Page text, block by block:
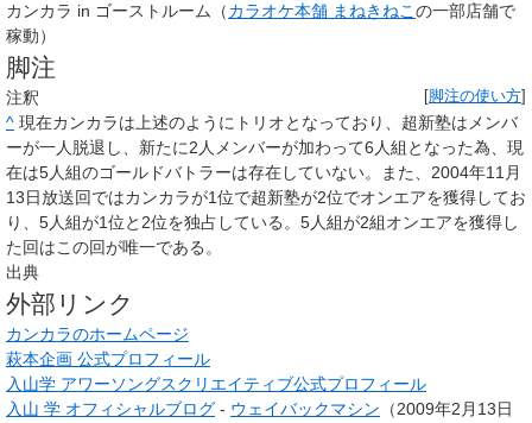
カンカラ in ゴーストルーム（カラオケ本舗 まねきねこ の一部店舗で
稼動）
脚注
脚注の使い方
注釈
^ 現在カンカラは上述のようにトリオとなっており、超新塾はメンバ
ーが一人脱退し、新たに2人メンバーが加わって6人組となった為、現
在は5人組のゴールドバトラーは存在していない。また、2004年11月
13日放送回ではカンカラが1位で超新塾が2位でオンエアを獲得してお
り、5人組が1位と2位を独占している。5人組が2組オンエアを獲得し
た回はこの回が唯一である。
出典
外部リンク
カンカラのホームページ
萩本企画 公式プロフィール
入山学 アワーソングスクリエイティブ公式プロフィール
入山 学 オフィシャルブログ - ウェイバックマシン （2009年2月13日